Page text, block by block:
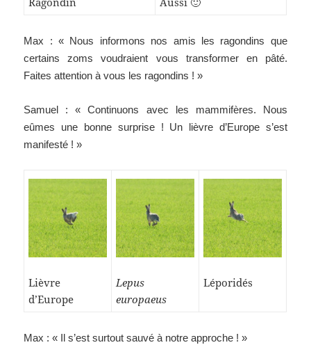
Max : « Nous informons nos amis les ragondins que
certains zoms voudraient vous transformer en pâté.
Faites attention à vous les ragondins ! »
Samuel : « Continuons avec les mammifères. Nous
eûmes une bonne surprise ! Un lièvre d’Europe s’est
manifesté ! »
Lièvre
d’Europe
Lepus
europaeus
Léporidés
Max : « Il s’est surtout sauvé à notre approche ! »